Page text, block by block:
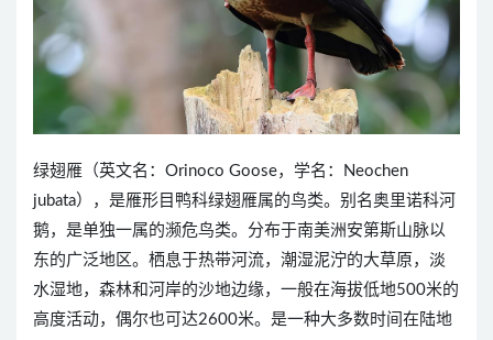
绿翅雁（英文名：Orinoco Goose，学名：Neochen
jubata），是雁形目鸭科绿翅雁属的鸟类。别名奥里诺科河
鹅，是单独一属的濒危鸟类。分布于南美洲安第斯山脉以
东的广泛地区。栖息于热带河流，潮湿泥泞的大草原，淡
水湿地，森林和河岸的沙地边缘，一般在海拔低地500米的
高度活动，偶尔也可达2600米。是一种大多数时间在陆地